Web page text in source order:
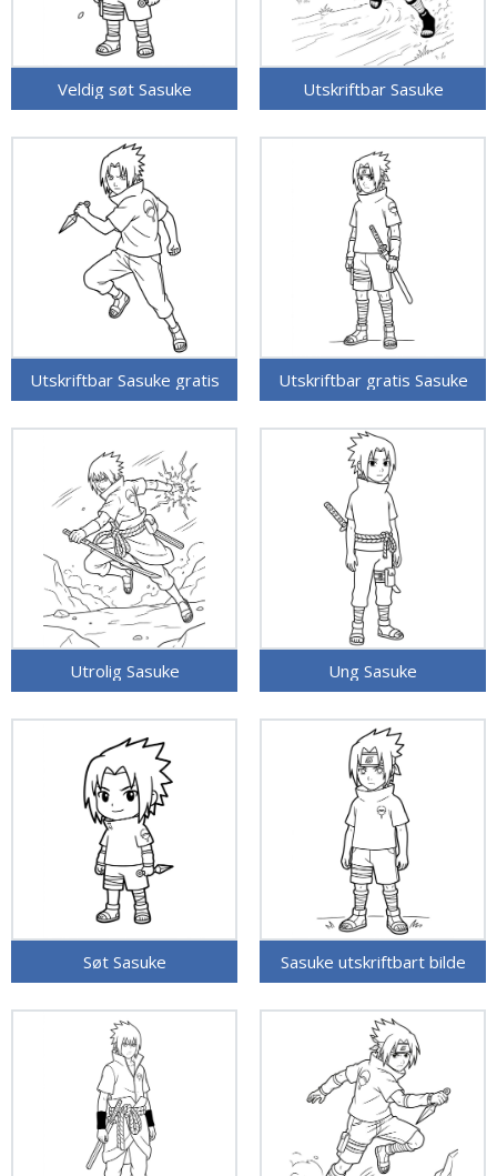
Veldig søt Sasuke Utskriftbar Sasuke
Utskriftbar Sasuke gratis Utskriftbar gratis Sasuke
Utrolig Sasuke Ung Sasuke
Søt Sasuke Sasuke utskriftbart bilde